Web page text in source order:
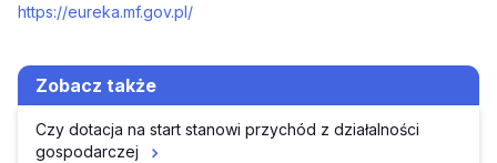
https://eureka.mf.gov.pl/
Zobacz także
Czy dotacja na start stanowi przychód z działalności
gospodarczej